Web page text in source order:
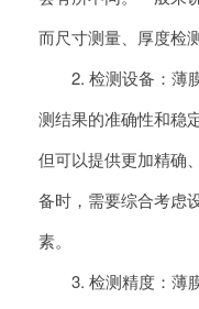
而尺寸测量、厚度检
2. 检测设备：薄膜
测结果的准确性和稳
但可以提供更加精确
备时，需要综合考虑
素。
3. 检测精度：薄膜